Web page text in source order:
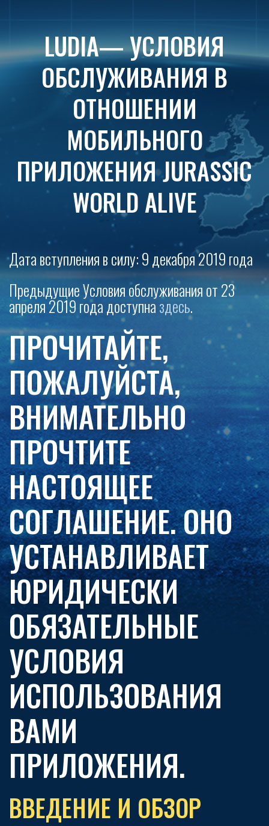
LUDIA— УСЛОВИЯ
ОБСЛУЖИВАНИЯ В
ОТНОШЕНИИ
МОБИЛЬНОГО
ПРИЛОЖЕНИЯ JURASSIC
WORLD ALIVE
Дата вступления в силу: 9 декабря 2019 года
Предыдущие Условия обслуживания от 23
апреля 2019 года доступназдесь.
ПРОЧИТАЙТЕ,
ПОЖАЛУЙСТА,
ВНИМАТЕЛЬНО
ПРОЧТИТЕ
НАСТОЯЩЕЕ
СОГЛАШЕНИЕ. ОНО
УСТАНАВЛИВАЕТ
ЮРИДИЧЕСКИ
ОБЯЗАТЕЛЬНЫЕ
УСЛОВИЯ
ИСПОЛЬЗОВАНИЯ
ВАМИ
ПРИЛОЖЕНИЯ.
ВВЕДЕНИЕ И ОБЗОР